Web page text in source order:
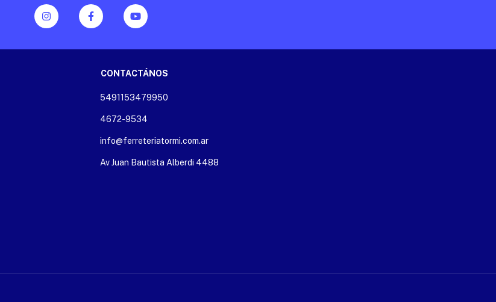
CONTACTÁNOS
5491153479950
4672-9534
info@ferreteriatormi.com.ar
Av Juan Bautista Alberdi 4488